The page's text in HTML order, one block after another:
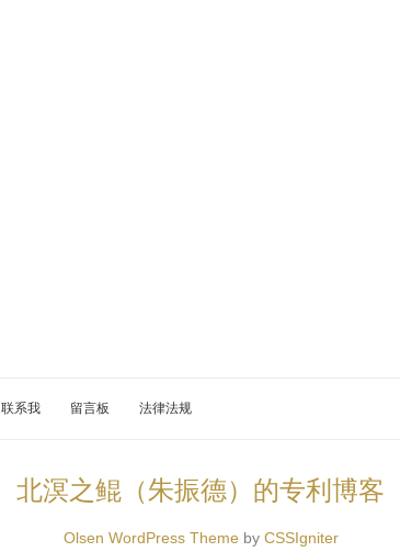
联系我 留言板 法律法规
北溟之鲲（朱振德）的专利博客
Olsen WordPress Theme by CSSIgniter